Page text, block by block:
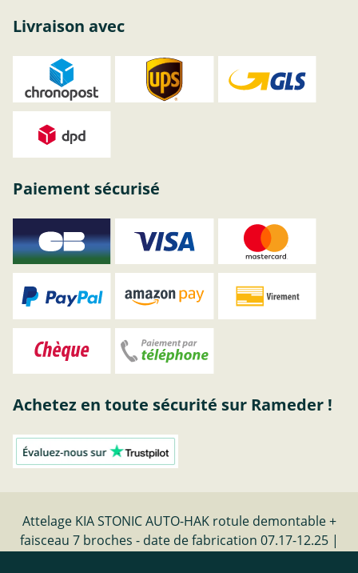
Livraison avec
Paiement sécurisé
Achetez en toute sécurité sur Rameder !
Attelage KIA STONIC AUTO-HAK rotule demontable +
faisceau 7 broches - date de fabrication 07.17-12.25 |